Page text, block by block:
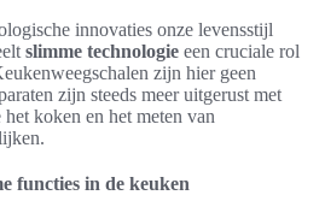
innovaties onze levensstijl
slimme technologie een cruciale rol
zijn hier geen
zijn steeds meer uitgerust met
koken en het meten van
functies in de keuken